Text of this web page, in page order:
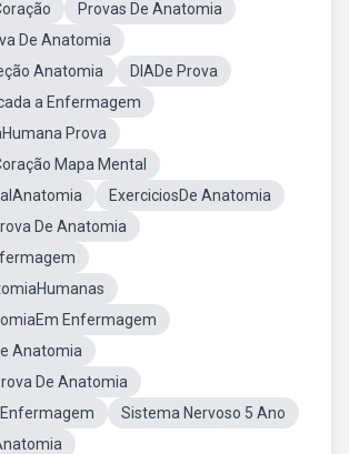
Provas De Anatomia
De Anatomia
Anatomia
DIADe Prova
a Enfermagem
Prova
Mapa Mental
ExerciciosDe Anatomia
De Anatomia
Enfermagem
Anatomia
De Anatomia
Enfermagem
Sistema Nervoso 5 Ano